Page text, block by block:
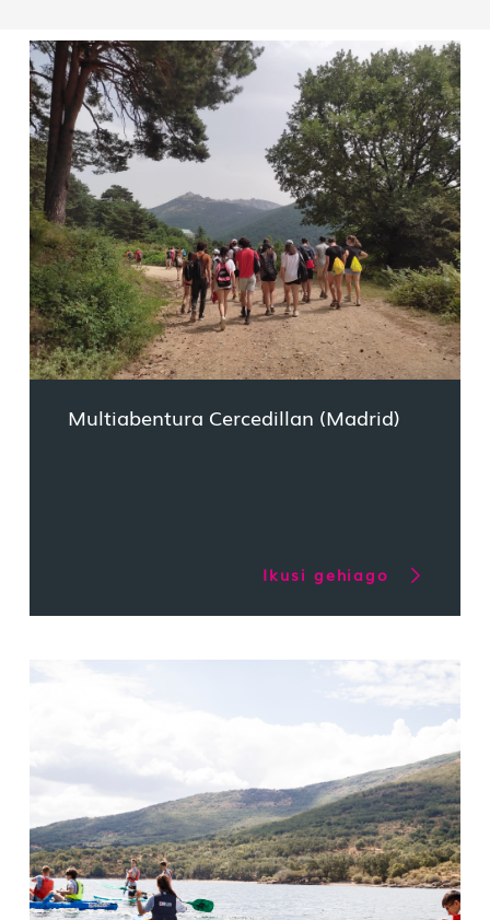
Multiabentura Cercedillan (Madrid)
Ikusi gehiago